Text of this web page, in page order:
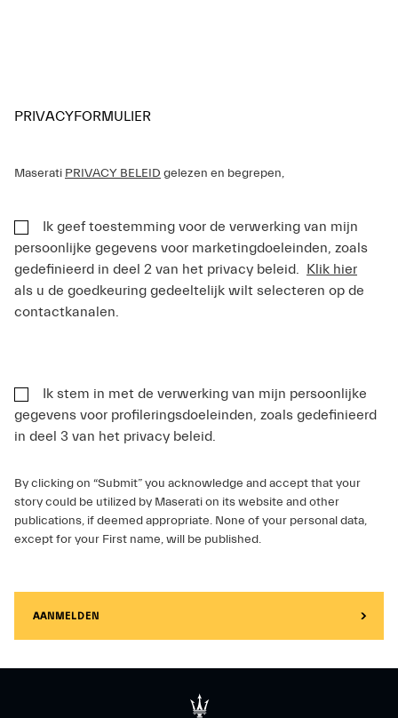
PRIVACYFORMULIER
Maserati PRIVACY BELEID gelezen en begrepen,
Ik geef toestemming voor de verwerking van mijn
persoonlijke gegevens voor marketingdoeleinden, zoals
gedefinieerd in deel 2 van het privacy beleid. Klik hier
als u de goedkeuring gedeeltelijk wilt selecteren op de
contactkanalen.
Ik stem in met de verwerking van mijn persoonlijke
gegevens voor profileringsdoeleinden, zoals gedefinieerd
in deel 3 van het privacy beleid.
By clicking on “Submit” you acknowledge and accept that your
story could be utilized by Maserati on its website and other
publications, if deemed appropriate. None of your personal data,
except for your First name, will be published.
AANMELDEN